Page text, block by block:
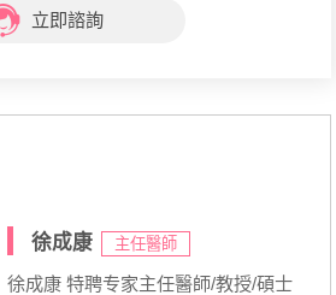
立即諮詢
徐成康 主任醫師
徐成康 特聘专家主任醫師/教授/碩士